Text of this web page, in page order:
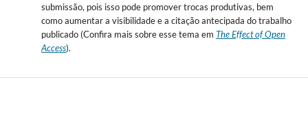
submissão, pois isso pode promover trocas produtivas, bem
como aumentar a visibilidade e a citação antecipada do trabalho
publicado (Confira mais sobre esse tema em The Effect of Open
Access).